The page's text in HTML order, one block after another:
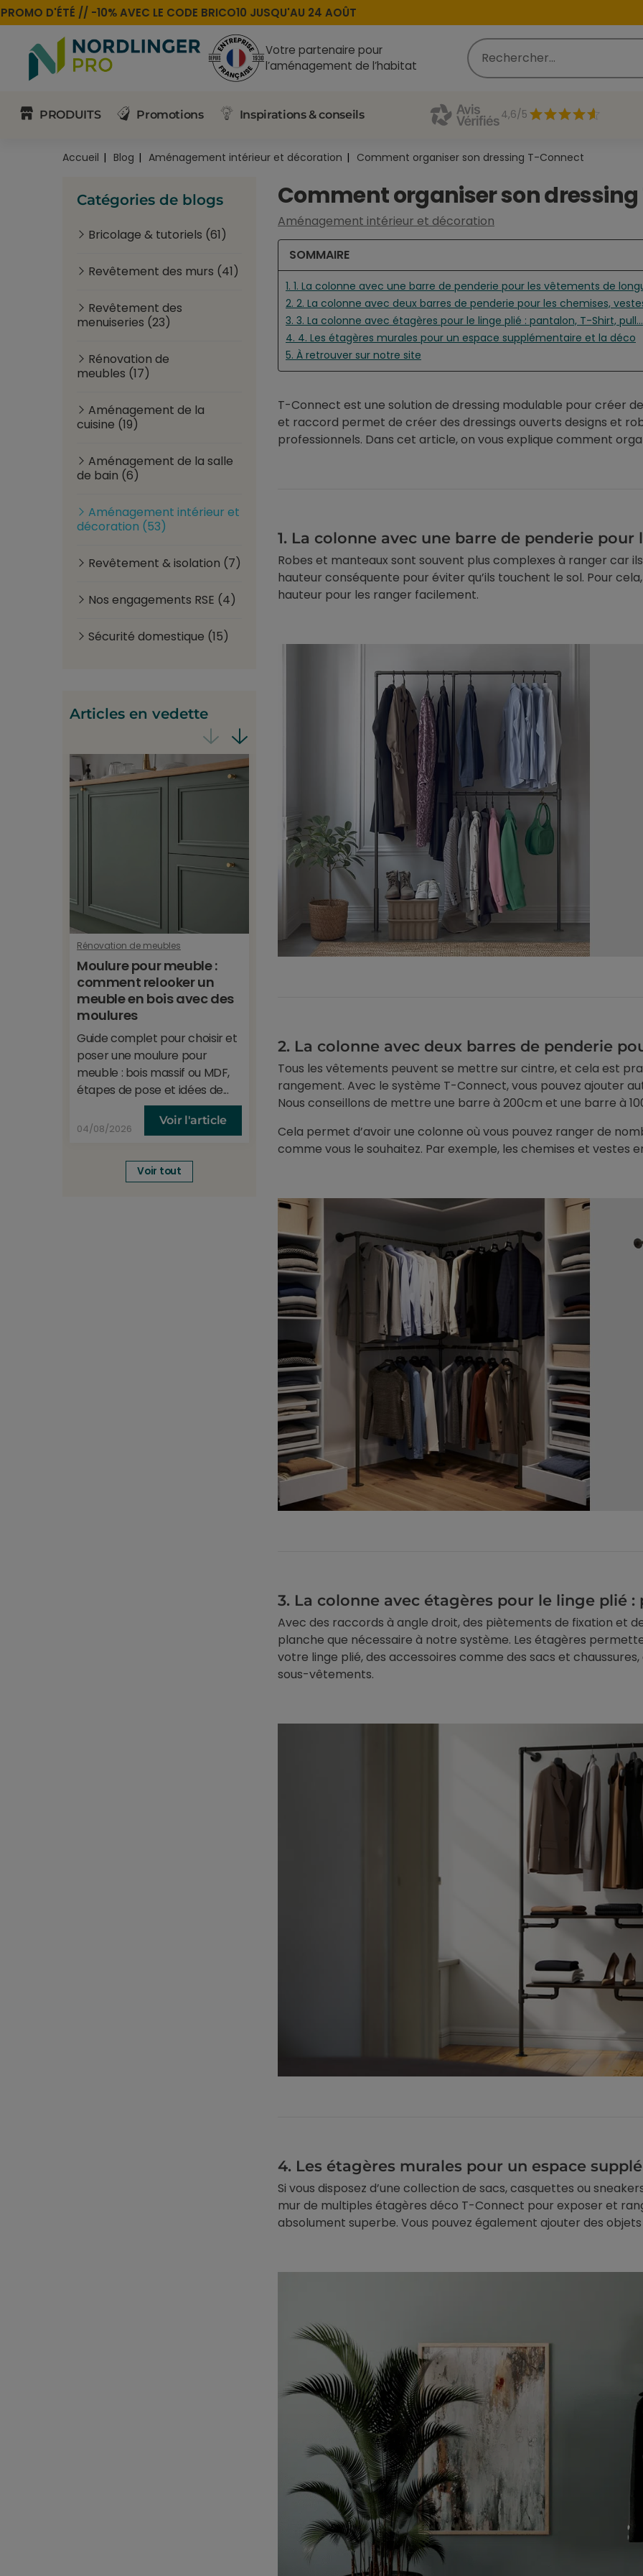
D'ÉTÉ // -10% AVEC LE CODEBRICO10JUSQU'AU 24 AOÛT
Votre partenaire pour
l’aménagement de l’habitat
PRODUITS Promotions Inspirations & conseils 4,6/5
Accueil Blog Aménagement intérieur et décoration Comment organiser son dressing T-Connect
Catégories de blogs
Bricolage & tutoriels (61)
Revêtement des murs (41)
Revêtement des
menuiseries (23)
Rénovation de
meubles (17)
Aménagement de la
cuisine (19)
Aménagement de la salle
de bain (6)
Aménagement intérieur et
décoration (53)
Revêtement & isolation (7)
Nos engagements RSE (4)
Sécurité domestique (15)
Articles en vedette
Rénovation de meubles
Moulure pour meuble :
comment relooker un
meuble en bois avec des
moulures
Guide complet pour choisir et
poser une moulure pour
meuble : bois massif ou MDF,
étapes de pose et idées de...
04/08/2026
Voir l'article
Revêtement & isolation
78% de la chaleur radiante,
effet miroir inclus, pose et...
09/06/2026
Revêtement & isolation
double vitrage, c'est une
question que beaucoup de
particuliers se posent avant
d'acheter....
02/06/2026
Voir tout
Comment organiser son
Aménagement intérieur et décoration
SOMMAIRE
1. 1. La colonne avec une barre de penderie pour les vêtements de
2. 2. La colonne avec deux barres de penderie pour les chemises,
3. 3. La colonne avec étagères pour le linge plié : pantalon, T-Shirt, pull…
4. 4. Les étagères murales pour un espace supplémentaire et la déco
5. À retrouver sur notre site
T-Connect est une solution de dressing modulable pour créer
et raccord permet de créer des dressings ouverts designs et
professionnels. Dans cet article, on vous explique comment
1. La colonne avec une barre de penderie
Robes et manteaux sont souvent plus complexes à ranger car
hauteur conséquente pour éviter qu’ils touchent le sol. Pour
hauteur pour les ranger facilement.
2. La colonne avec deux barres de penderie
Tous les vêtements peuvent se mettre sur cintre, et cela est
rangement. Avec le système T-Connect, vous pouvez ajouter
Nous conseillons de mettre une barre à 200cm et une barre à
Cela permet d’avoir une colonne où vous pouvez ranger de
comme vous le souhaitez. Par exemple, les chemises et vestes
3. La colonne avec étagères pour le linge plié :
Avec des raccords à angle droit, des piètements de fixation et
planche que nécessaire à notre système. Les étagères
votre linge plié, des accessoires comme des sacs et
sous-vêtements.
4. Les étagères murales pour un espace
Si vous disposez d’une collection de sacs, casquettes ou
mur de multiples étagères déco T-Connect pour exposer et
absolument superbe. Vous pouvez également ajouter des